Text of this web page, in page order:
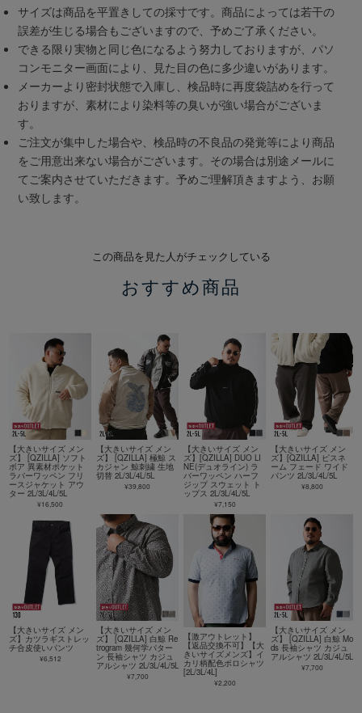
サイズは商品を平置きしての採寸です。商品によっては若干の
誤差が生じる場合もございますので、予めご了承ください。
できる限り実物と同じ色になるよう努力しておりますが、パソ
コンモニター画面により、見た目の色に多少違いがあります。
メーカーより密封状態で入庫し、検品時に再度袋詰めを行って
おりますが、素材により染料等の臭いが強い場合がございま
す。
ご注文が集中した場合や、検品時の不良品の発覚等により商品
をご用意出来ない場合がございます。その場合は別途メールに
てご案内させていただきます。予めご理解頂きますよう、お願
い致します。
この商品を見た人がチェックしている
おすすめ商品
【大きいサイズ メン
ズ】 [QZILLA] ソフト
ボア 異素材ポケット
ラバーワッペン フリ
ースジャケット アウ
ター 2L/3L/4L/5L
¥16,500
【大きいサイズ メン
ズ】 [QZILLA] 極鯨 ス
カジャン 鯨刺繍 生地
切替 2L/3L/4L/5L
¥39,800
【大きいサイズ メン
ズ】[QZILLA] DUO LI
NE(デュオライン) ラ
バーワッペン ハーフ
ジップ スウェット ト
ップス 2L/3L/4L/5L
¥7,150
【大きいサイズ メン
ズ】[QZILLA] ピスネ
ーム フェード ワイド
パンツ 2L/3L/4L/5L
¥8,800
【大きいサイズ メン
ズ】カツラギストレッ
チ合皮使いパンツ
¥6,512
【大きいサイズ メン
ズ】 [QZILLA] 白鯨 Re
trogram 幾何学パター
ン 長袖シャツ カジュ
アルシャツ 2L/3L/4L/5L
¥7,700
【激アウトレット】
【返品交換不可】【大
きいサイズメンズ】イ
カリ柄配色ポロシャツ
[2L/3L/4L]
¥2,200
【大きいサイズ メン
ズ】 [QZILLA] 白鯨 Mo
ds 長袖シャツ カジュ
アルシャツ 2L/3L/4L/5L
¥7,700